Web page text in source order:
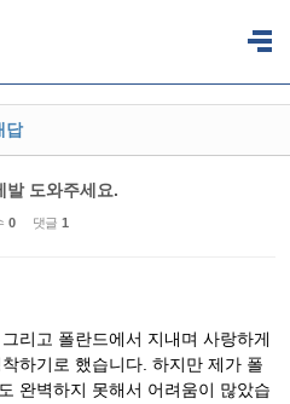
답
발 도와주세요.
0 댓글 1
리고 폴란드에서 지내며 사랑하게
하기로 했습니다. 하지만 제가 폴
완벽하지 못해서 어려움이 많았습